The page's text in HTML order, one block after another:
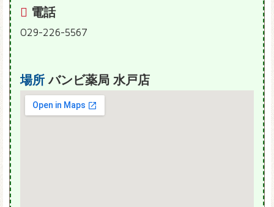
電話
029-226-5567
場所 バンビ薬局 水戸店